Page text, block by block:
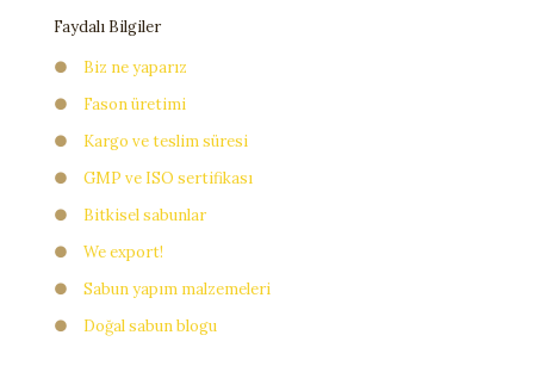
Faydalı Bilgiler
●
Biz ne yaparız
●
Fason üretimi
●
Kargo ve teslim süresi
●
GMP ve ISO sertifikası
●
Bitkisel sabunlar
●
We export!
●
Sabun yapım malzemeleri
●
Doğal sabun blogu